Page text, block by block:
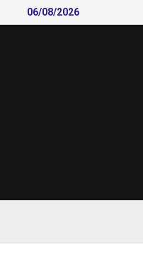
to
06/08/2026